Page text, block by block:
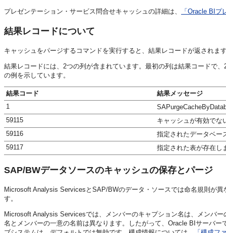
プレゼンテーション・サービス問合せキャッシュの詳細は、 「Oracle BI
結果レコードについて
キャッシュをパージするコマンドを実行すると、結果レコードが返されま
結果レコードには、2つの列が含まれています。最初の列は結果コードで
の例を示しています。
結果コード
結果メッセージ
1
59115
キャッシュが有効でな
59116
指定されたデータベー
59117
指定された表が存在し
SAP/BWデータソースのキャッシュの保存とパージ
Microsoft Analysis ServicesとSAP/BWのデータ・ソースでは命名規則が
す。
Microsoft Analysis Servicesでは、メンバーのキャプション名は、メンバ
名とメンバーの一意の名前は異なります。したがって、 Oracle BIサーバー